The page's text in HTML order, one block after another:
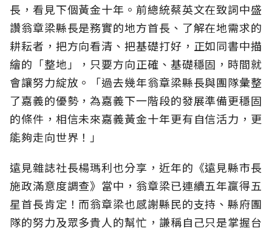
長，看見下個黃金十年。前總統蔡英文在致詞中盛
讚翁章梁縣長是務實的地方首長、了解在地需求的
耕耘者，把方向看清、把基礎打好，正如同書中描
繪的「整地」，只要方向正確、基礎穩固，時間就
會讓努力綻放。「過去幾年翁章梁縣長與團隊彙整
了嘉義的優勢，為嘉義下一階段的發展準備更穩固
的條件，相信未來嘉義黃金十年更有自信活力，更
能夠走向世界！」
遠見雜誌社長楊瑪利也分享，近年的《遠見縣市長
施政滿意度調查》當中，翁章梁已連續五年贏得五
星首長肯定！而翁章梁也感謝縣民的支持、縣府團
隊的努力及眾多貴人的幫忙，謙稱自己只是掌握台